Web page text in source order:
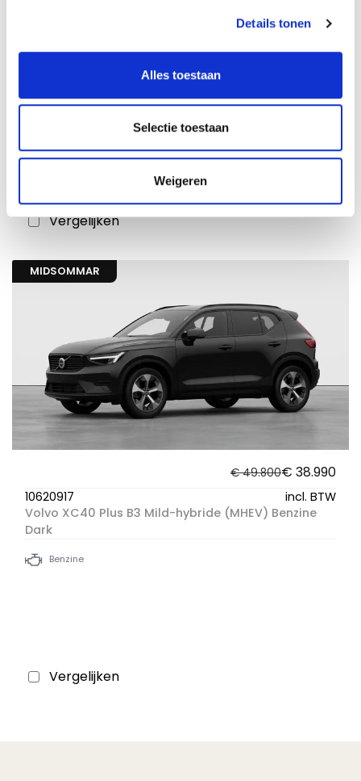
Details tonen
Alles toestaan
Selectie toestaan
Weigeren
97638
incl. BTW
Volvo XC40 Plus B3 Mild-hybride (MHEV) Benzine
Vergelijken
MIDSOMMAR
€ 49.800€ 38.990
10620917
incl. BTW
Volvo XC40 Plus B3 Mild-hybride (MHEV) Benzine
Dark
Benzine
Vergelijken